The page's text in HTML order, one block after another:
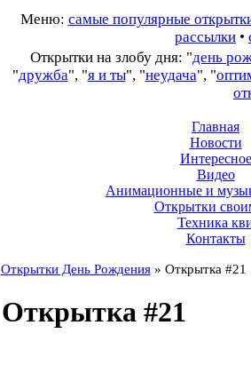
Меню: самые популярные
рассылки •
Открытки на злобу дня: "день
"дружба", "я и ты", "неудача", "
Главная
Новости
Интересное
Видео
Анимационные и
Открытки
Техника
Контакты
Открытки День Рождения» Открытка #21
Открытка #21